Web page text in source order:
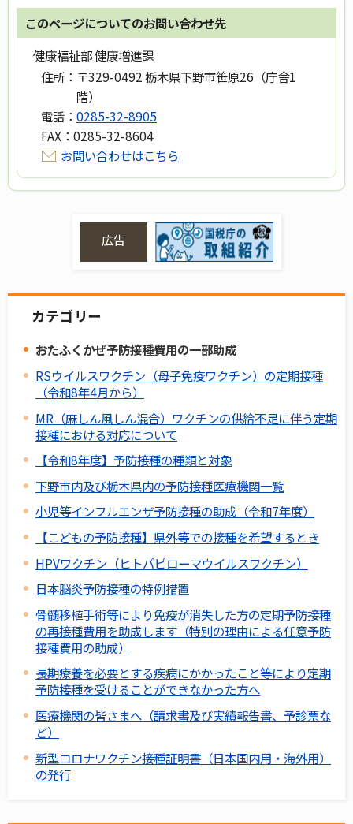
このページについてのお問い合わせ先
健康福祉部 健康増進課
住所： 〒329-0492 栃木県下野市笹原26（庁舎1
階）
電話： 0285-32-8905
FAX： 0285-32-8604
お問い合わせはこちら
広告
カテゴリー
おたふくかぜ予防接種費用の一部助成
RSウイルスワクチン（母子免疫ワクチン）の定期接種
（令和8年4月から）
MR（麻しん風しん混合）ワクチンの供給不足に伴う定期
接種における対応について
【令和8年度】予防接種の種類と対象
下野市内及び栃木県内の予防接種医療機関一覧
小児等インフルエンザ予防接種の助成（令和7年度）
【こどもの予防接種】県外等での接種を希望するとき
HPVワクチン（ヒトパピローマウイルスワクチン）
日本脳炎予防接種の特例措置
骨髄移植手術等により免疫が消失した方の定期予防接種
の再接種費用を助成します（特別の理由による任意予防
接種費用の助成）
長期療養を必要とする疾病にかかったこと等により定期
予防接種を受けることができなかった方へ
医療機関の皆さまへ（請求書及び実績報告書、予診票な
ど）
新型コロナワクチン接種証明書（日本国内用・海外用）
の発行